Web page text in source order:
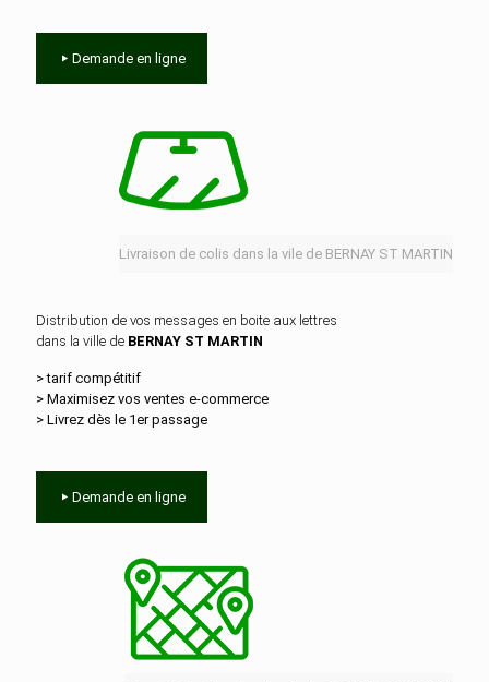
Demande en ligne
Livraison de colis dans la vile de BERNAY ST MARTIN
Distribution de vos messages en boite aux lettres
dans la ville de BERNAY ST MARTIN
> tarif compétitif
> Maximisez vos ventes e‑commerce
> Livrez dès le 1er passage
Demande en ligne